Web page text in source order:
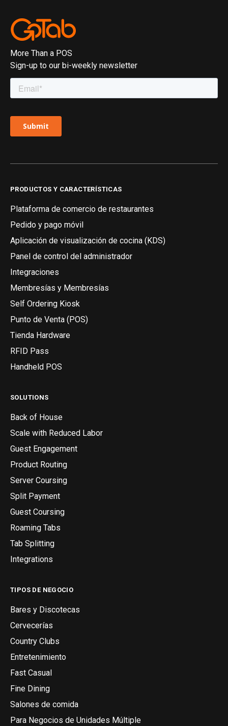
More Than a POS
Sign-up to our bi-weekly newsletter
PRODUCTOS Y CARACTERÍSTICAS
Plataforma de comercio de restaurantes
Pedido y pago móvil
Aplicación de visualización de cocina (KDS)
Panel de control del administrador
Integraciones
Membresías y Membresías
Self Ordering Kiosk
Punto de Venta (POS)
Tienda Hardware
RFID Pass
Handheld POS
SOLUTIONS
Back of House
Scale with Reduced Labor
Guest Engagement
Product Routing
Server Coursing
Split Payment
Guest Coursing
Roaming Tabs
Tab Splitting
Integrations
TIPOS DE NEGOCIO
Bares y Discotecas
Cervecerías
Country Clubs
Entretenimiento
Fast Casual
Fine Dining
Salones de comida
Para Negocios de Unidades Múltiple